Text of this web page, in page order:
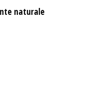
naturale